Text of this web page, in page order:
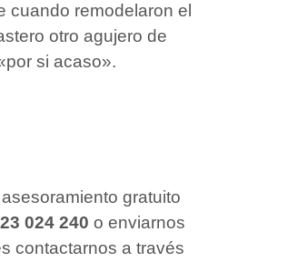
cuando remodelaron el
otro agujero de
si acaso».
gratuito
024 240 o enviarnos
contactarnos a través